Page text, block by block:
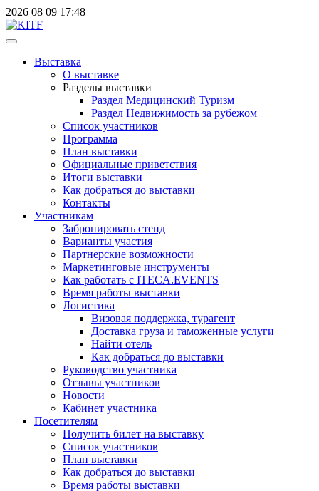
2026 08 09 17:48
Выставка
О выставке
Разделы выставки
Раздел Медицинский Туризм
Раздел Недвижимость за рубежом
Список участников
Программа
План выставки
Официальные приветствия
Итоги выставки
Как добраться до выставки
Контакты
Участникам
Забронировать стенд
Варианты участия
Партнерские возможности
Маркетинговые инструменты
Как работать с ITECA.EVENTS
Время работы выставки
Логистика
Визовая поддержка, турагент
Доставка груза и таможенные услуги
Найти отель
Как добраться до выставки
Руководство участника
Отзывы участников
Новости
Кабинет участника
Посетителям
Получить билет на выставку
Список участников
План выставки
Как добраться до выставки
Время работы выставки